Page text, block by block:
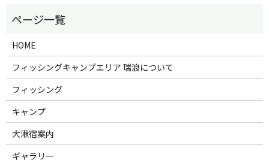
HOME
フィッシングキャンプエリア 瑞浪について
フィッシング
キャンプ
大湫宿案内
ギャラリー